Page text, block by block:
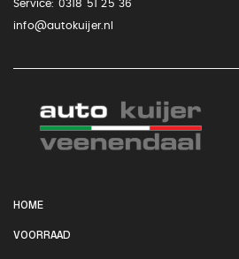
Service: 0318 51 25 36
info@autokuijer.nl
HOME
VOORRAAD